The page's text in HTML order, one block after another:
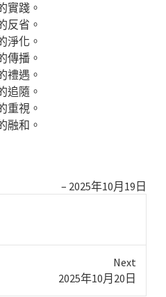
實踐。
反省。
淨化。
傳播。
禮遇。
追隨。
重視。
融和。
2025年10月19日
Next
2025年10月20日